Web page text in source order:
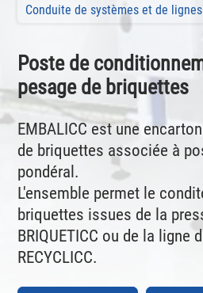
Conduite de systèmes et de
Poste de
pesage de briquettes
EMBALICC est une
de briquettes associée à
pondéral.
L'ensemble permet le
briquettes issues de la
BRIQUETICC ou de la ligne
RECYCLICC.